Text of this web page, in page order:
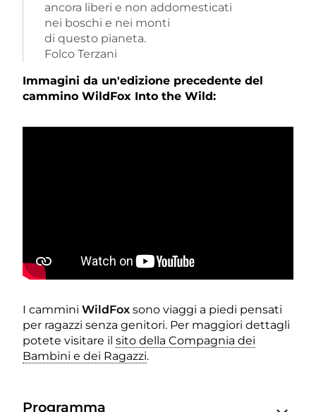
ancora liberi e non addomesticati
nei boschi e nei monti
di questo pianeta.
Folco Terzani
Immagini da un'edizione precedente del
cammino WildFox Into the Wild:
I cammini WildFox sono viaggi a piedi pensati
per ragazzi senza genitori. Per maggiori dettagli
potete visitare il sito della Compagnia dei
Bambini e dei Ragazzi.
Programma